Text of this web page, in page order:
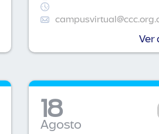
Ver
18
Agosto